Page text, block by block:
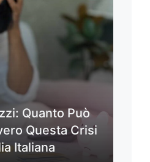
Quanto Può
Questa Crisi
Italiana